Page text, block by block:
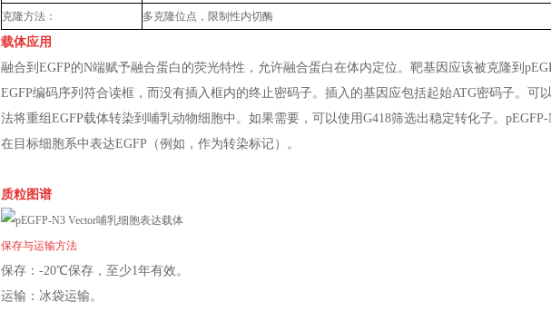
克隆方法： 多克隆位点，限制性内切酶
载体应用
融合到EGFP的N端赋予融合蛋白的荧光特性，允许融合蛋白在体内定位。靶基因应该被克隆到
EGFP编码序列符合读框，而没有插入框内的终止密码子。插入的基因应包括起始ATG密码子。可
法将重组EGFP载体转染到哺乳动物细胞中。如果需要，可以使用G418筛选出稳定转化子。
在目标细胞系中表达EGFP（例如，作为转染标记）。
质粒图谱
保存与运输方法
保存：-20℃保存，至少1年有效。
运输：冰袋运输。